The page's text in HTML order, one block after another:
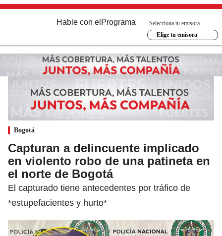
Hable con el Programa
Selecciona tu emisora
Elige tu emisora
Bogotá
Capturan a delincuente implicado
en violento robo de una patineta en
el norte de Bogotá
El capturado tiene antecedentes por tráfico de
*estupefacientes y hurto*